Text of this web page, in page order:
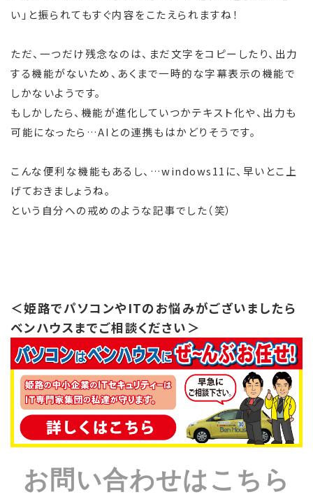
い」と振られてもすぐ内容をこたえられますね！
ただ、一つだけ残念なのは、まだ文字をコピーしたり、出力
する機能がないため、あくまで一時的な字幕表示の機能で
しかないようです。
もしかしたら、機能が進化していつかテキスト化や、出力も
可能になったら…AIとの連携もはかどりそうです。
こんな便利な機能もあるし、…windows11に、早いとこ上
げておきましょうね。
という自分への戒めのような記事でした（笑）
＜姫路でパソコンやITのお悩みがございましたら
ベンハウスまでご相談ください＞
お問い合わせはこちら